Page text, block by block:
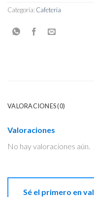
Categoría: Cafetería
VALORACIONES (0)
Valoraciones
No hay valoraciones aún.
Sé el primero en